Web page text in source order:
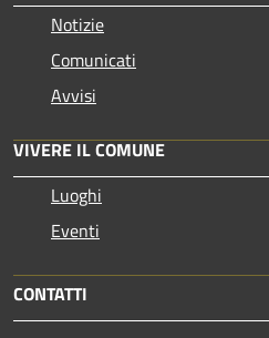
Notizie
Comunicati
Avvisi
VIVERE IL COMUNE
Luoghi
Eventi
CONTATTI